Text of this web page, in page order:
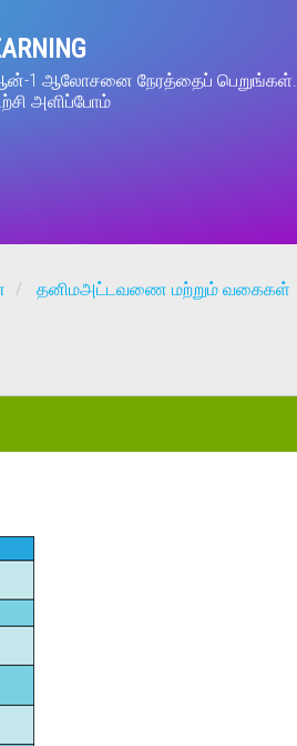
1 ஆலோசனை நேரத்தைப் பெறுங்கள்.
அளிப்போம்
தனிமஅட்டவணை மற்றும் வகைகள்